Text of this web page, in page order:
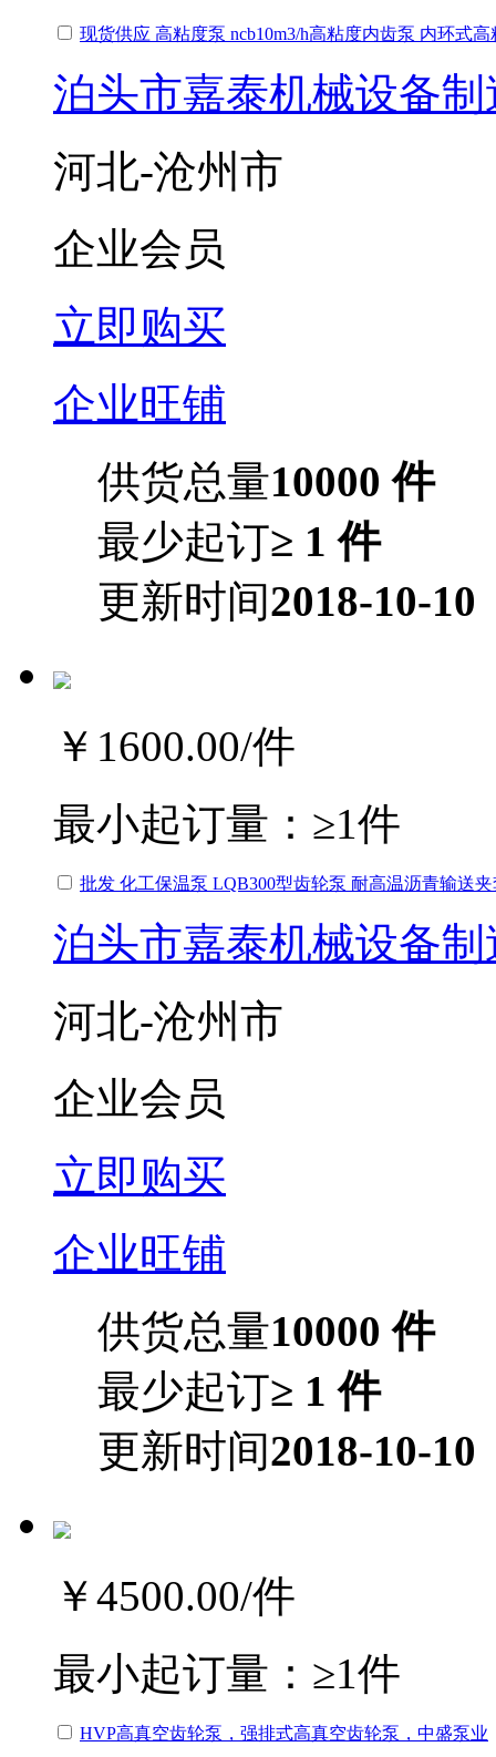
现货供应 高粘度泵 ncb10m3/h高粘度内齿泵 内环式
泊头市嘉泰机械设备
河北-沧州市
企业会员
立即购买
企业旺铺
供货总量10000 件
最少起订≥ 1 件
更新时间2018-10-10
￥1600.00/件
最小起订量： ≥1件
批发 化工保温泵 LQB300型齿轮泵 耐高温沥青输送
泊头市嘉泰机械设备
河北-沧州市
企业会员
立即购买
企业旺铺
供货总量10000 件
最少起订≥ 1 件
更新时间2018-10-10
￥4500.00/件
最小起订量： ≥1件
HVP高真空齿轮泵，强排式高真空齿轮泵，中盛泵业